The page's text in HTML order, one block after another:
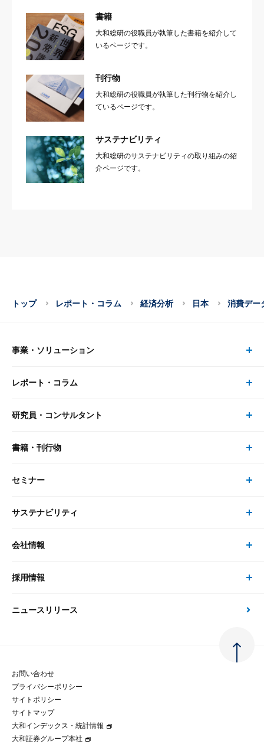
書籍
大和総研の役職員が執筆した書籍を紹介して
いるページです。
刊行物
大和総研の役職員が執筆した刊行物を紹介し
ているページです。
サステナビリティ
大和総研のサステナビリティの取り組みの紹
介ページです。
トップ レポート・コラム 経済分析 日本 消費デー
事業・ソリューション
事業・ソリューション トップ
リサーチ
大和総研の強み
先端テクノロジーに基づく新たな価値の創出
レポート・コラム
レポート・コラム トップ
最新のレポート・コラム
政策分析
金融経済教育等
研究員・コンサルタント
研究員・コンサルタント トップ
研究員
書籍・刊行物
書籍・刊行物 トップ
書籍
セミナー
セミナー トップ
現在受付中のセミナー・イベント
サステナビリティ
サステナビリティの取り組み
次世代社会への貢献
マルチステークホルダー方針
パートナーシップ構築宣言
会社情報
会社情報 トップ
会社概要・役員一覧
大和総研の歩み
グループ会社
採用情報
採用情報 トップ
経験者採用
ニュースリリース
お問い合わせ
プライバシーポリシー
サイトポリシー
サイトマップ
大和インデックス・統計情報
大和証券グループ本社